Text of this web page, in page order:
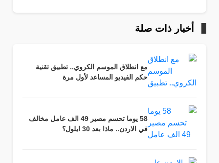
أخبار ذات صلة
مع انطلاق الموسم الكروي.. تطبيق تقنية
حكم الفيديو المساعد لأول مرة
58 يوما تحسم مصير 49 الف عامل مخالف
في الاردن.. ماذا بعد 30 ايلول؟